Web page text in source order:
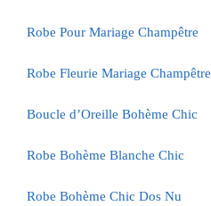
Robe Pour Mariage Champêtre
Robe Fleurie Mariage Champêtre
Boucle d’Oreille Bohème Chic
Robe Bohème Blanche Chic
Robe Bohème Chic Dos Nu